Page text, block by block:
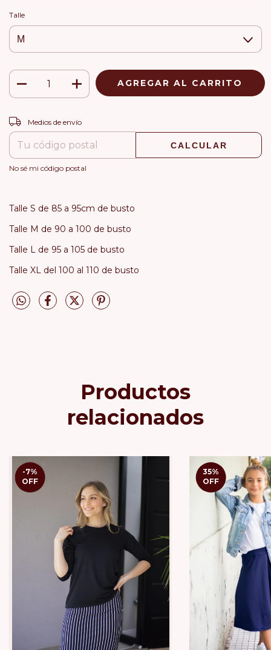
Talle
Entregas para el CP:
Medios de envío
CALCULAR
No sé mi código postal
Talle S de 85 a 95cm de busto
Talle M de 90 a 100 de busto
Talle L de 95 a 105 de busto
Talle XL del 100 al 110 de busto
Productos
relacionados
-7%
OFF
35%
OFF